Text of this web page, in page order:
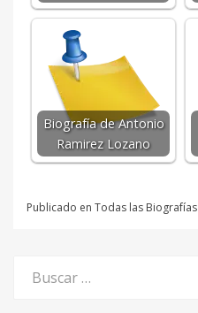
Biografía de Antonio
Ramirez Lozano
Publicado en Todas las Biografías
por: